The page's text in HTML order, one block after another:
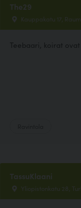
The29
Kauppakatu 17,
Teebaari, koirat
TassuKlaani
Yliopistonkatu 28,